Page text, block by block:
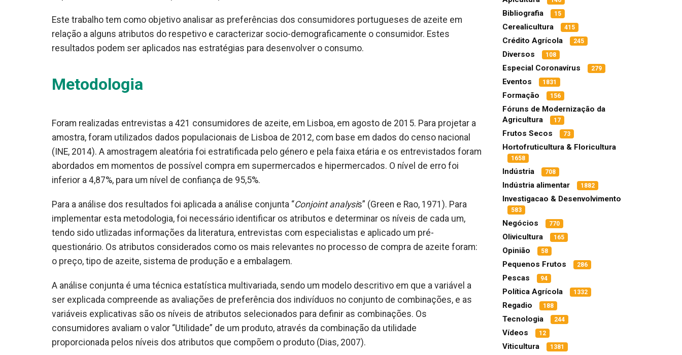
Este trabalho tem como objetivo analisar as preferências dos consumidores portugueses de azeite em
relação a alguns atributos do respetivo e caracterizar socio-demograficamente o consumidor. Estes
resultados podem ser aplicados nas estratégias para desenvolver o consumo.
Metodologia
Foram realizadas entrevistas a 421 consumidores de azeite, em Lisboa, em agosto de 2015. Para projetar a
amostra, foram utilizados dados populacionais de Lisboa de 2012, com base em dados do censo nacional
(INE, 2014). A amostragem aleatória foi estratificada pelo género e pela faixa etária e os entrevistados foram
abordados em momentos de possível compra em supermercados e hipermercados. O nível de erro foi
inferior a 4,87%, para um nível de confiança de 95,5%.
Para a análise dos resultados foi aplicada a análise conjunta “Conjoint analysis” (Green e Rao, 1971). Para
implementar esta metodologia, foi necessário identificar os atributos e determinar os níveis de cada um,
tendo sido utlizadas informações da literatura, entrevistas com especialistas e aplicado um pré-
questionário. Os atributos considerados como os mais relevantes no processo de compra de azeite foram:
o preço, tipo de azeite, sistema de produção e a embalagem.
A análise conjunta é uma técnica estatística multivariada, sendo um modelo descritivo em que a variável a
ser explicada compreende as avaliações de preferência dos indivíduos no conjunto de combinações, e as
variáveis explicativas são os níveis de atributos selecionados para definir as combinações. Os
consumidores avaliam o valor “Utilidade” de um produto, através da combinação da utilidade
proporcionada pelos níveis dos atributos que compõem o produto (Dias, 2007).
Bibliografia 15
Cerealicultura 415
Crédito Agrícola 245
Diversos 108
Especial Coronavírus 279
Eventos 1831
Formação 156
Fóruns de Modernização da
Agricultura
17
Frutos Secos 73
Hortofruticultura & Floricultura
1658
Indústria 708
Indústria alimentar 1882
Investigacao & Desenvolvimento
583
Negócios 770
Olivicultura 165
Opinião 58
Pequenos Frutos 286
Pescas 94
Política Agrícola 1332
Regadio 188
Tecnologia 244
Vídeos 12
Viticultura 1381